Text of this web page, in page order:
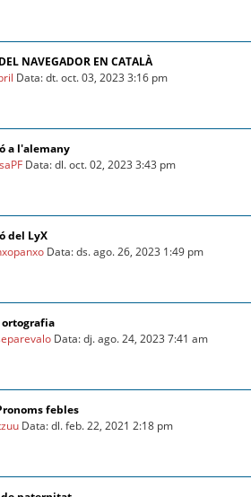
NAVEGADOR EN CATALÀ
Data: dt. oct. 03, 2023 3:16 pm
a l'alemany
Data: dl. oct. 02, 2023 3:43 pm
del LyX
Data: ds. ago. 26, 2023 1:49 pm
Data: dj. ago. 24, 2023 7:41 am
febles
Data: dl. feb. 22, 2021 2:18 pm